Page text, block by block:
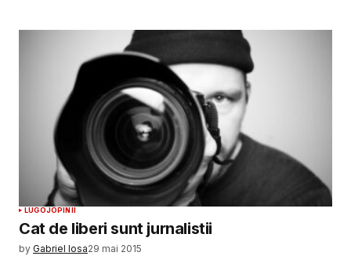
LUGOJOPINII
Cat de liberi sunt jurnalistii
by Gabriel Iosa29 mai 2015